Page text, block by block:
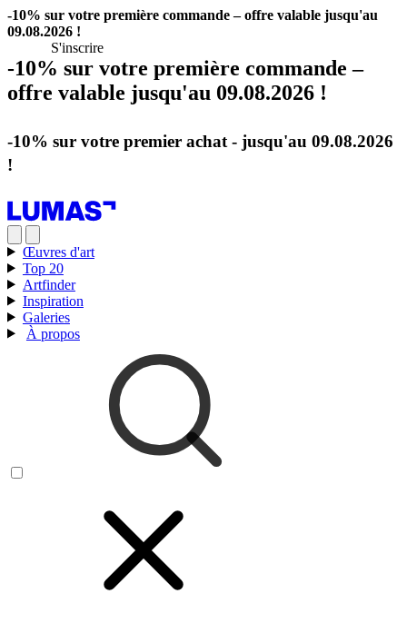
-10% sur votre première commande – offre valable jusqu'au
09.08.2026 !
S'inscrire
-10% sur votre première commande –
offre valable jusqu'au 09.08.2026 !
-10% sur votre premier achat - jusqu'au 09.08.2026
!
Œuvres d'art
Top 20
Artfinder
Inspiration
Galeries
À propos